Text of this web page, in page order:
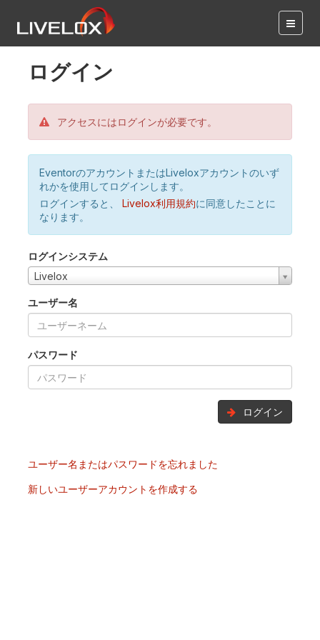
ログイン
アクセスにはログインが必要です。
EventorのアカウントまたはLiveloxアカウントのいず
れかを使用してログインします。
ログインすると、
Livelox利用規約に同意したことに
なります。
ログインシステム
Livelox
ユーザー名
パスワード
ログイン
ユーザー名またはパスワードを忘れました
新しいユーザーアカウントを作成する